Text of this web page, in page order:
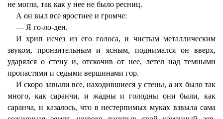
не могла, так как у нее не было ресниц.
А он выл все яростнее и громче:
— Я го-ло-ден.
И хрип исчез из его голоса, и чистым металлическим
звуком, пронзительным и ясным, поднимался он вверх,
ударялся о стену и, отскочив от нее, летел над темными
пропастями и седыми вершинами гор.
И скоро завыли все, находившиеся у стены, а их было так
много, как саранчи, и жадны и голодны они были, как
саранча, и казалось, что в нестерпимых муках взвыла сама